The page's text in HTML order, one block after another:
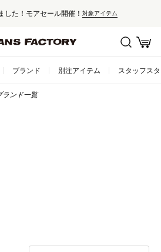
した！モアセール開催！ 対象アイテム
ブランド 別注アイテム スタッフス
ランド一覧